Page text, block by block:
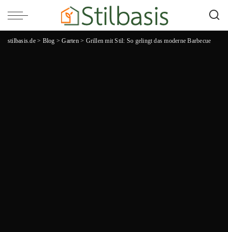
stilbasis.de> Blog >Garten> Grillen mit Stil: So gelingt das moderne Barbecue